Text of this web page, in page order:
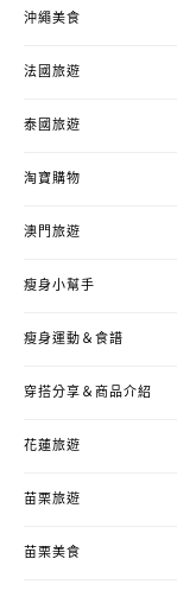
沖繩美食
法國旅遊
泰國旅遊
淘寶購物
澳門旅遊
瘦身小幫手
瘦身運動＆食譜
穿搭分享＆商品介紹
花蓮旅遊
苗栗旅遊
苗栗美食